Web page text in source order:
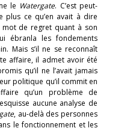
le Watergate. C’est peut-
plus ce qu’en avait à dire
mot de regret quant à son
ébranla les fondements
Mais s’il ne se reconnaît
affaire, il admet avoir été
qu’il ne l’avait jamais
politique qu’il commit en
qu’un problème de
aucune analyse de
, au-delà des personnes
le fonctionnement et les